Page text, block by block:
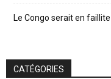
Le Congo serait en faillite
CATÉGORIES